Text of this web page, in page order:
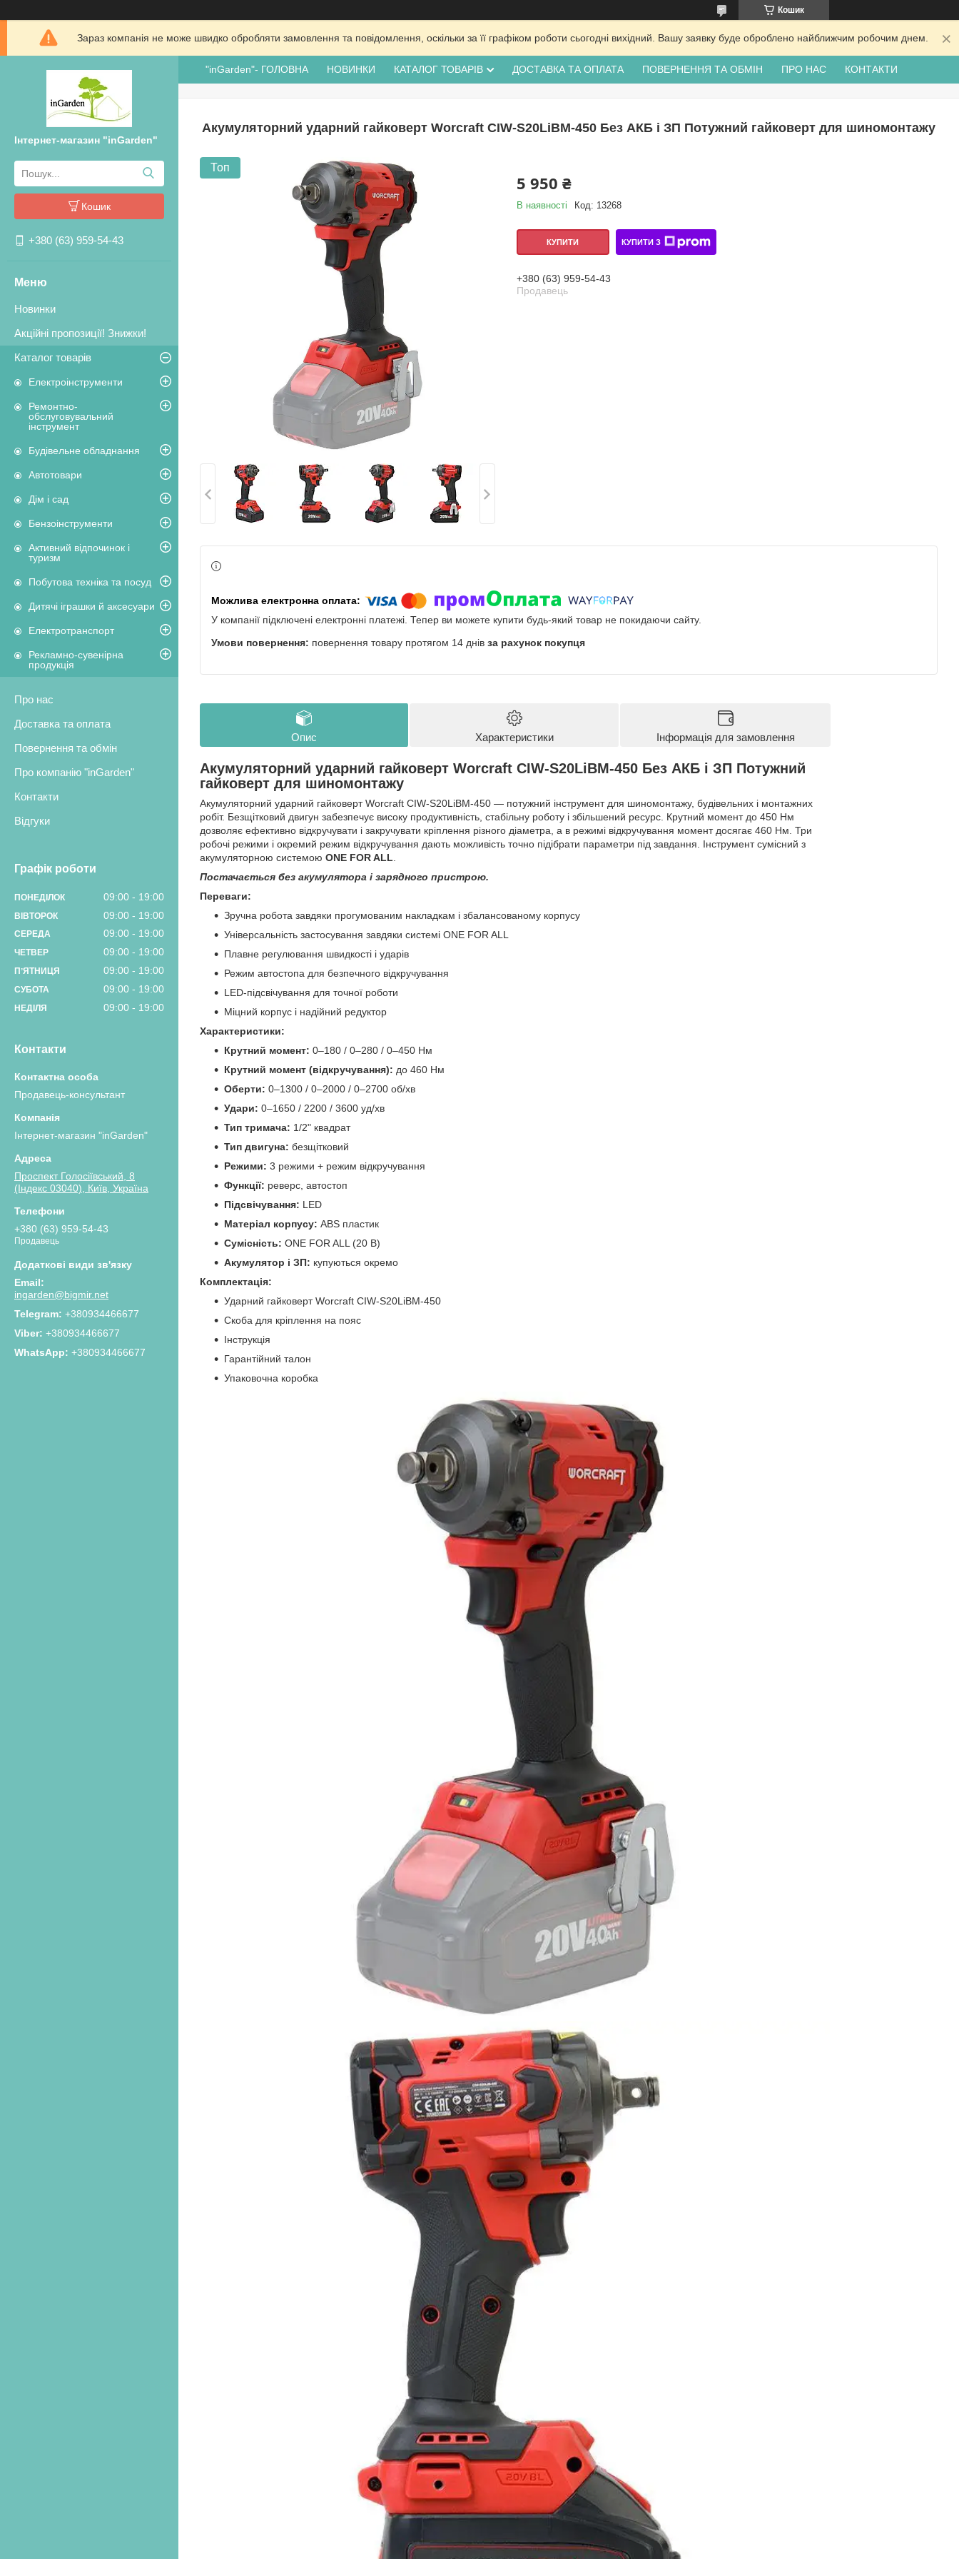
Кошик
Зараз компанія не може швидко обробляти замовлення та повідомлення, оскільки за її графіком роботи сьогодні вихідний. Вашу заявку буде оброблено найближчим робочим днем.
Інтернет-магазин "inGarden"
Кошик
+380 (63) 959-54-43
Новинки
Акційні пропозиції! Знижки!
Каталог товарів
Електроінструменти
Ремонтно-
обслуговувальний
інструмент
Будівельне обладнання
Автотовари
Дім і сад
Бензоінструменти
Активний відпочинок і
туризм
Побутова техніка та посуд
Дитячі іграшки й аксесуари
Електротранспорт
Рекламно-сувенірна
продукція
Про нас
Доставка та оплата
Повернення та обмін
Про компанію "inGarden"
Контакти
Відгуки
Графік роботи
ПОНЕДІЛОК 09:00 19:00
ВІВТОРОК 09:00 19:00
СЕРЕДА 09:00 19:00
ЧЕТВЕР 09:00 19:00
ПʼЯТНИЦЯ 09:00 19:00
СУБОТА 09:00 19:00
НЕДІЛЯ 09:00 19:00
Контакти
Продавець-консультант
Інтернет-магазин "inGarden"
Проспект Голосіївський, 8
(Індекс 03040), Київ, Україна
+380 (63) 959-54-43
Продавець
ingarden@bigmir.net
+380934466677
+380934466677
+380934466677
"inGarden"- ГОЛОВНА НОВИНКИ КАТАЛОГ ТОВАРІВ ДОСТАВКА ТА ОПЛАТА ПОВЕРНЕННЯ ТА ОБМІН ПРО НАС КОНТАКТИ
Акумуляторний ударний гайковерт Worcraft CIW-S20LiBM-450 Без АКБ і ЗП Потужний гайковерт для шиномонтажу
Топ
5 950 ₴
В наявності Код: 13268
КУПИТИ КУПИТИ З
+380 (63) 959-54-43
Продавець
У компанії підключені електронні платежі. Тепер ви можете купити будь-який товар не покидаючи сайту.
повернення товару протягом 14 днів за рахунок покупця
Опис Характеристики Інформація для замовлення
Акумуляторний ударний гайковерт Worcraft CIW-S20LiBM-450 Без АКБ і ЗП Потужний
гайковерт для шиномонтажу
Акумуляторний ударний гайковерт Worcraft CIW‑S20LiBM‑450 — потужний інструмент для шиномонтажу, будівельних і монтажних
робіт. Безщітковий двигун забезпечує високу продуктивність, стабільну роботу і збільшений ресурс. Крутний момент до 450 Нм
дозволяє ефективно відкручувати і закручувати кріплення різного діаметра, а в режимі відкручування момент досягає 460 Нм. Три
робочі режими і окремий режим відкручування дають можливість точно підібрати параметри під завдання. Інструмент сумісний з
акумуляторною системою ONE FOR ALL
Постачається без акумулятора і зарядного пристрою.
Переваги:
Зручна робота завдяки прогумованим накладкам і збалансованому корпусу
Універсальність застосування завдяки системі ONE FOR ALL
Плавне регулювання швидкості і ударів
Режим автостопа для безпечного відкручування
LED‑підсвічування для точної роботи
Міцний корпус і надійний редуктор
Характеристики:
Крутний момент: 0–180 / 0–280 / 0–450 Нм
Крутний момент (відкручування): до 460 Нм
Оберти: 0–1300 / 0–2000 / 0–2700 об/хв
Удари: 0–1650 / 2200 / 3600 уд/хв
Тип тримача: 1/2" квадрат
Тип двигуна: безщітковий
Режими: 3 режими + режим відкручування
Функції: реверс, автостоп
Підсвічування: LED
Матеріал корпусу: ABS пластик
Сумісність: ONE FOR ALL (20 В)
Акумулятор і ЗП: купуються окремо
Комплектація:
Ударний гайковерт Worcraft CIW‑S20LiBM‑450
Скоба для кріплення на пояс
Інструкція
Гарантійний талон
Упаковочна коробка